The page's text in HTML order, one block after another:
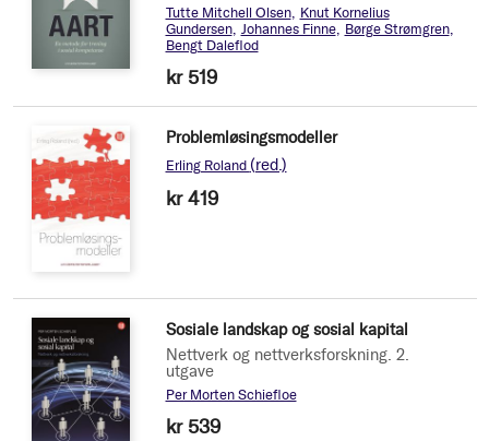
Tutte Mitchell Olsen
Knut Kornelius
Gundersen
Johannes Finne
Børge Strømgren
Bengt Daleflod
kr 519
Problemløsingsmodeller
Erling Roland (red.)
kr 419
Sosiale landskap og sosial kapital
Nettverk og nettverksforskning. 2.
utgave
Per Morten Schiefloe
kr 539